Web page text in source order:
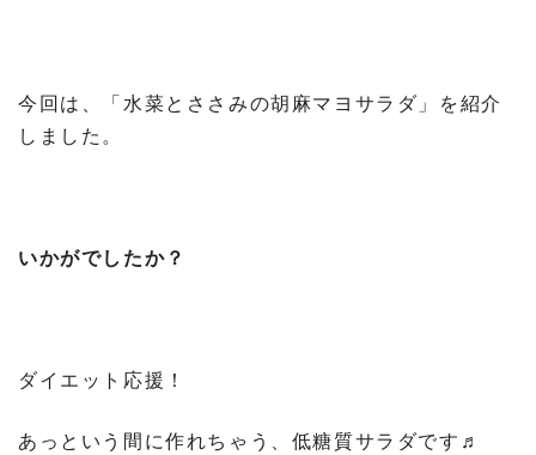
今回は、「水菜とささみの胡麻マヨサラダ」を紹介
しました。
いかがでしたか？
ダイエット応援！
あっという間に作れちゃう、低糖質サラダです♬